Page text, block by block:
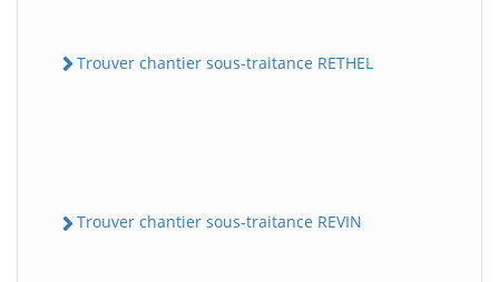
Trouver chantier sous-traitance RETHEL
Trouver chantier sous-traitance REVIN